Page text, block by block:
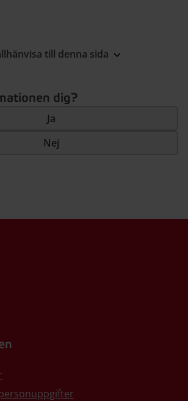
till denna sida
dig?
Ja
Nej